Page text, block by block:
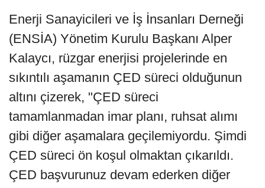
Enerji Sanayicileri ve İş İnsanları Derneği
(ENSİA) Yönetim Kurulu Başkanı Alper
Kalaycı, rüzgar enerjisi projelerinde en
sıkıntılı aşamanın ÇED süreci olduğunun
altını çizerek, "ÇED süreci
tamamlanmadan imar planı, ruhsat alımı
gibi diğer aşamalara geçilemiyordu. Şimdi
ÇED süreci ön koşul olmaktan çıkarıldı.
ÇED başvurunuz devam ederken diğer